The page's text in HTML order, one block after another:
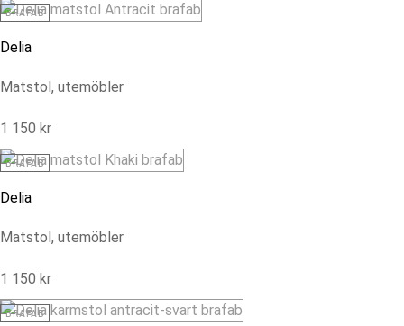
BRAFAB
Delia
Matstol, utemöbler
1 150 kr
BRAFAB
Delia
Matstol, utemöbler
1 150 kr
BRAFAB